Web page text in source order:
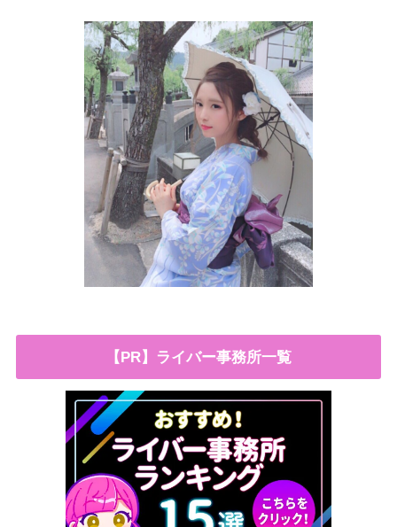
【PR】ライバー事務所一覧